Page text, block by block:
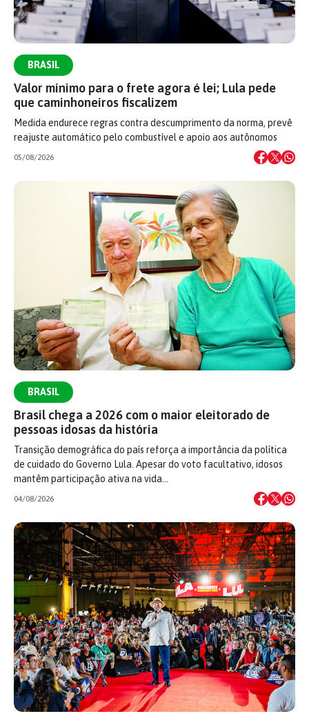
BRASIL
Valor mínimo para o frete agora é lei; Lula pede
que caminhoneiros fiscalizem
Medida endurece regras contra descumprimento da norma, prevê
reajuste automático pelo combustível e apoio aos autônomos
05/08/2026
BRASIL
Brasil chega a 2026 com o maior eleitorado de
pessoas idosas da história
Transição demográfica do país reforça a importância da política
de cuidado do Governo Lula. Apesar do voto facultativo, idosos
mantêm participação ativa na vida…
04/08/2026